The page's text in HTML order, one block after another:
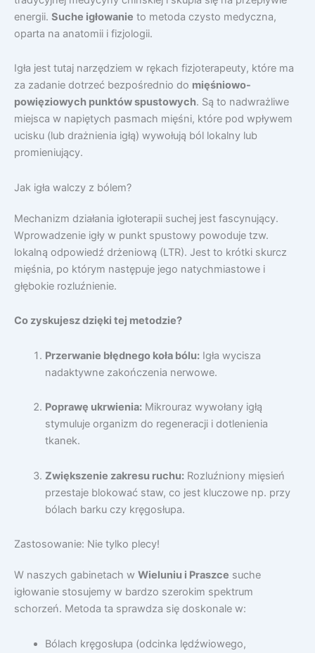
energii. Suche igłowanie to metoda czysto medyczna,
oparta na anatomii i fizjologii.
Igła jest tutaj narzędziem w rękach fizjoterapeuty, które ma
za zadanie dotrzeć bezpośrednio do mięśniowo-
powięziowych punktów spustowych. Są to nadwrażliwe
miejsca w napiętych pasmach mięśni, które pod wpływem
ucisku (lub drażnienia igłą) wywołują ból lokalny lub
promieniujący.
Jak igła walczy z bólem?
Mechanizm działania igłoterapii suchej jest fascynujący.
Wprowadzenie igły w punkt spustowy powoduje tzw.
lokalną odpowiedź drżeniową (LTR). Jest to krótki skurcz
mięśnia, po którym następuje jego natychmiastowe i
głębokie rozluźnienie.
Co zyskujesz dzięki tej metodzie?
Przerwanie błędnego koła bólu:Igła wycisza
nadaktywne zakończenia nerwowe.
Poprawę ukrwienia:Mikrouraz wywołany igłą
stymuluje organizm do regeneracji i dotlenienia
tkanek.
Zwiększenie zakresu ruchu:Rozluźniony mięsień
przestaje blokować staw, co jest kluczowe np. przy
bólach barku czy kręgosłupa.
Zastosowanie: Nie tylko plecy!
W naszych gabinetach w Wieluniu i Praszce suche
igłowanie stosujemy w bardzo szerokim spektrum
schorzeń. Metoda ta sprawdza się doskonale w:
Bólach kręgosłupa (odcinka lędźwiowego,